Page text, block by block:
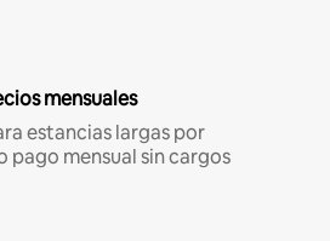
mensuales
estancias largas por
pago mensual sin cargos